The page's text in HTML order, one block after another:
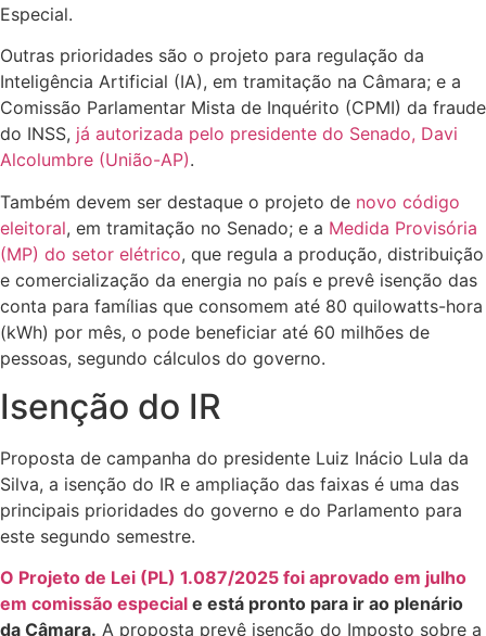
Especial.
Outras prioridades são o projeto para regulação da
Inteligência Artificial (IA), em tramitação na Câmara; e a
Comissão Parlamentar Mista de Inquérito (CPMI) da fraude
do INSS, já autorizada pelo presidente do Senado, Davi
Alcolumbre (União-AP).
Também devem ser destaque o projeto de novo código
eleitoral, em tramitação no Senado; e a Medida Provisória
(MP) do setor elétrico, que regula a produção, distribuição
e comercialização da energia no país e prevê isenção das
conta para famílias que consomem até 80 quilowatts-hora
(kWh) por mês, o pode beneficiar até 60 milhões de
pessoas, segundo cálculos do governo.
Isenção do IR
Proposta de campanha do presidente Luiz Inácio Lula da
Silva, a isenção do IR e ampliação das faixas é uma das
principais prioridades do governo e do Parlamento para
este segundo semestre.
O Projeto de Lei (PL) 1.087/2025 foi aprovado em julho
em comissão especial e está pronto para ir ao plenário
da Câmara. A proposta prevê isenção do Imposto sobre a